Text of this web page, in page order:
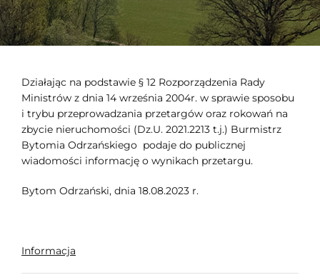
Działając na podstawie § 12 Rozporządzenia Rady
Ministrów z dnia 14 września 2004r. w sprawie sposobu
i trybu przeprowadzania przetargów oraz rokowań na
zbycie nieruchomości (Dz.U. 2021.2213 t.j.) Burmistrz
Bytomia Odrzańskiego podaje do publicznej
wiadomości informację o wynikach przetargu.
Bytom Odrzański, dnia 18.08.2023 r.
Informacja